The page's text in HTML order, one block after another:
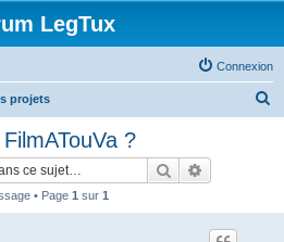
LegTux
Connexion
projets
?
Rechercher
• Page 1 sur 1